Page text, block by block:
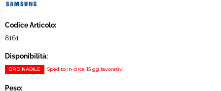
Codice Articolo:
8161
Disponibilità:
ORDINABILE Spedito in circa 15 gg lavorativi
Peso: